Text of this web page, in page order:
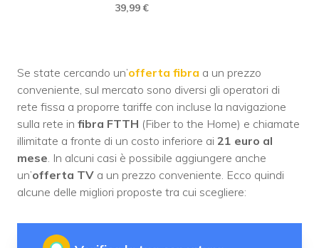
39,99 €
Se state cercando un’offerta fibra a un prezzo
conveniente, sul mercato sono diversi gli operatori di
rete fissa a proporre tariffe con incluse la navigazione
sulla rete in fibra FTTH (Fiber to the Home) e chiamate
illimitate a fronte di un costo inferiore ai 21 euro al
mese . In alcuni casi è possibile aggiungere anche
un’offerta TV a un prezzo conveniente. Ecco quindi
alcune delle migliori proposte tra cui scegliere: